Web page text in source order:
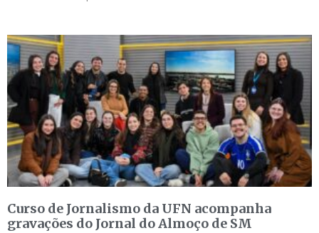
Curso de Jornalismo da UFN acompanha
gravações do Jornal do Almoço de SM